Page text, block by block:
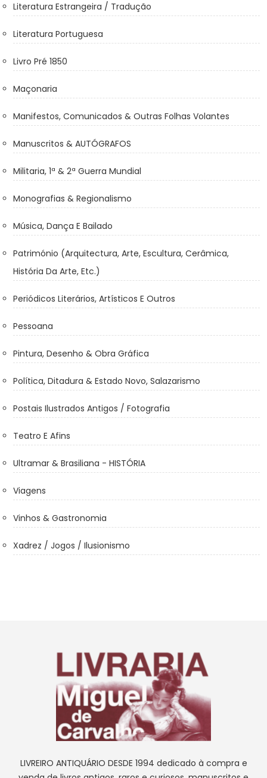
Literatura Estrangeira / Tradução
Literatura Portuguesa
Livro Pré 1850
Maçonaria
Manifestos, Comunicados & Outras Folhas Volantes
Manuscritos & AUTÓGRAFOS
Militaria, 1ª & 2ª Guerra Mundial
Monografias & Regionalismo
Música, Dança E Bailado
Património (Arquitectura, Arte, Escultura, Cerâmica,
História Da Arte, Etc.)
Periódicos Literários, Artísticos E Outros
Pessoana
Pintura, Desenho & Obra Gráfica
Política, Ditadura & Estado Novo, Salazarismo
Postais Ilustrados Antigos / Fotografia
Teatro E Afins
Ultramar & Brasiliana - HISTÓRIA
Viagens
Vinhos & Gastronomia
Xadrez / Jogos / Ilusionismo
LIVREIRO ANTIQUÁRIO DESDE 1994 dedicado à compra e